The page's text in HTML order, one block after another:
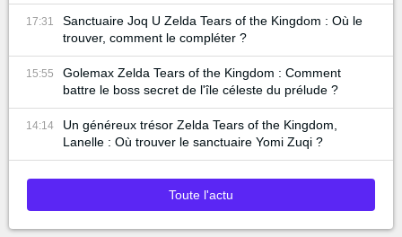
17:31
Sanctuaire Joq U Zelda Tears of the Kingdom : Où le
trouver, comment le compléter ?
15:55
Golemax Zelda Tears of the Kingdom : Comment
battre le boss secret de l'île céleste du prélude ?
14:14
Un généreux trésor Zelda Tears of the Kingdom,
Lanelle : Où trouver le sanctuaire Yomi Zuqi ?
Toute l'actu